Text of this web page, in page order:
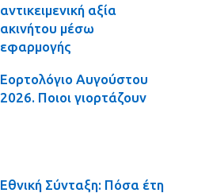
αντικειμενική αξία
ακινήτου μέσω
εφαρμογής
Εορτολόγιο Αυγούστου
2026. Ποιοι γιορτάζουν
Εθνική Σύνταξη: Πόσα έτη